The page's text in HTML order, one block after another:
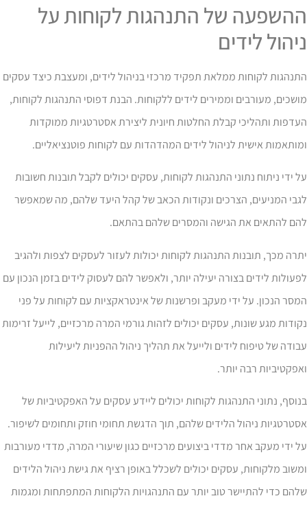
של התנהגות לקוחות על
לידים
לקוחות ממלאת תפקיד מרכזי בניהול לידים, ומעצבת כיצד עסקים
מעורבים וממירים לידים ללקוחות. הבנת דפוסי התנהגות לקוחות,
ותהליכי קבלת החלטות חיונית ליצירת אסטרטגיות ממוקדות
אישית לניהול לידים המהדהדות עם לקוחות פוטנציאליים.
ידי ניתוח נתוני התנהגות לקוחות, עסקים יכולים לקבל תובנות חשובות
המניעים, הצרכים ונקודות הכאב של קהל היעד שלהם, מה שמאפשר
להתאים את הגישה והמסרים שלהם בהתאם.
מכך, תובנות התנהגות לקוחות יכולות לעזור לעסקים לצפות ולהגיב
לידים בצורה יעילה יותר, ולאפשר להם לעסוק לידים בזמן הנכון עם
הנכון. על ידי מעקב ופרשנות של אינטראקציות עם לקוחות על פני
מגע שונות, עסקים יכולים לזהות גורמי המרה מרכזיים, לייעל זרימות
של טיפוח לידים ולייעל את תהליך ניהול ההפניות ליעילות
רבה יותר.
נתוני התנהגות לקוחות יכולים ליידע עסקים על האפקטיביות של
ניהול הלידים שלהם, תוך הדגשת תחומי חוזק ותחומים לשיפור.
ידי מעקב אחר מדדי ביצועים מרכזיים כגון שיעורי המרה, מדדי מעורבות
מלקוחות, עסקים יכולים לשכלל באופן רציף את גישת ניהול הלידים
כדי להתיישר טוב יותר עם התנהגויות הלקוחות המתפתחות ומגמות